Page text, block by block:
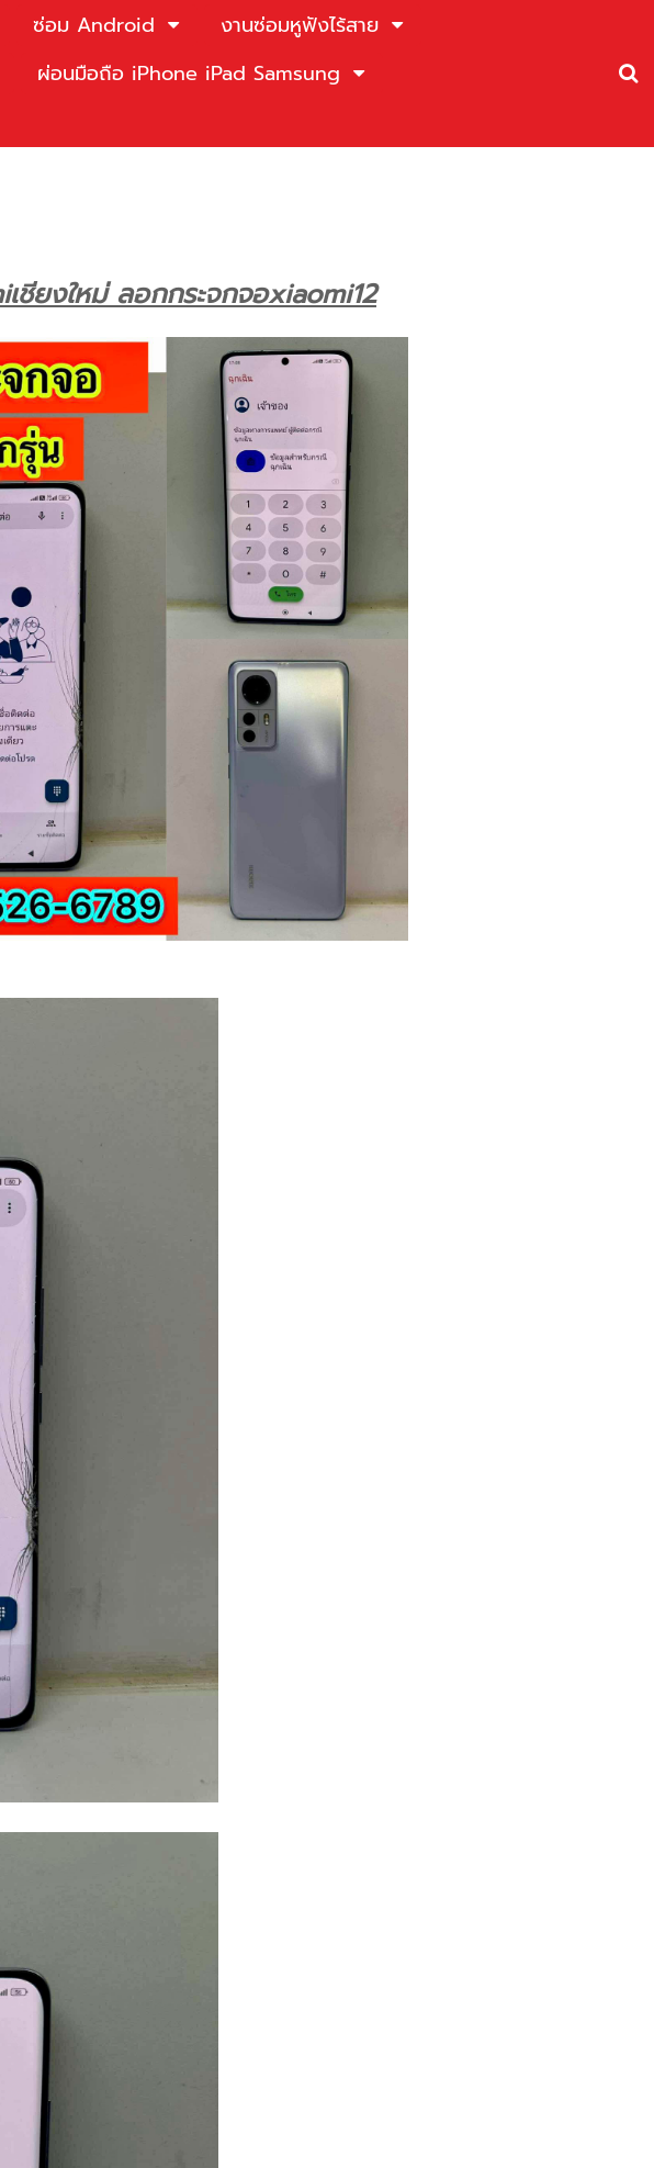
ซ่อม Android
งานซ่อมหูฟังไร้สาย
ผ่อนมือถือ iPhone iPad Samsung
ชียงใหม่ ลอกกระจกจอxiaomi12